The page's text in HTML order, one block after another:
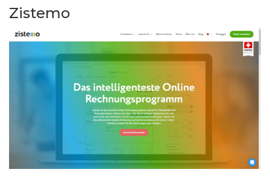
Zistemo